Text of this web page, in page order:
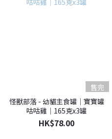
售完
怪獸部落 - 幼貓主食罐｜寶寶罐
咕咕雞｜165克x3罐
HK$78.00